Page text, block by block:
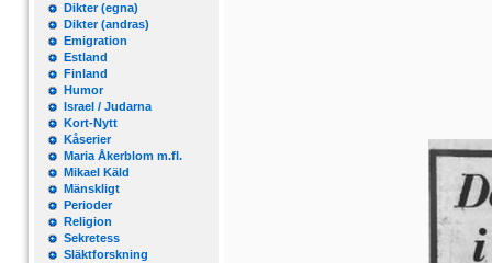
Dikter (egna)
Dikter (andras)
Emigration
Estland
Finland
Humor
Israel / Judarna
Kort-Nytt
Kåserier
Maria Åkerblom m.fl.
Mikael Käld
Mänskligt
Perioder
Religion
Sekretess
Släktforskning